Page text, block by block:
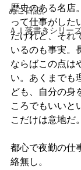
ぬこ日記。
ＡＩ落書きシリーズ
歴史のある名店
って仕事がした
だけれど、それ
いるのも事実。
ならばこの点は
い。あくまでも
ども、自分の身
ころでもいいと
こだけは意地だ。
都心で夜勤の
絡無し。